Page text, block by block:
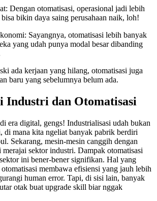
Dengan otomatisasi, operasional jadi lebih
bikin daya saing perusahaan naik, loh!
Sayangnya, otomatisasi lebih banyak
yang udah punya modal besar dibanding
ada kerjaan yang hilang, otomatisasi juga
baru yang sebelumnya belum ada.
Industri dan Otomatisasi
era digital, gengs! Industrialisasi udah bukan
di mana kita ngeliat banyak pabrik berdiri
Sekarang, mesin-mesin canggih dengan
sektor industri. Dampak otomatisasi
ini bener-bener signifikan. Hal yang
membawa efisiensi yang jauh lebih
human error. Tapi, di sisi lain, banyak
otak buat upgrade skill biar nggak